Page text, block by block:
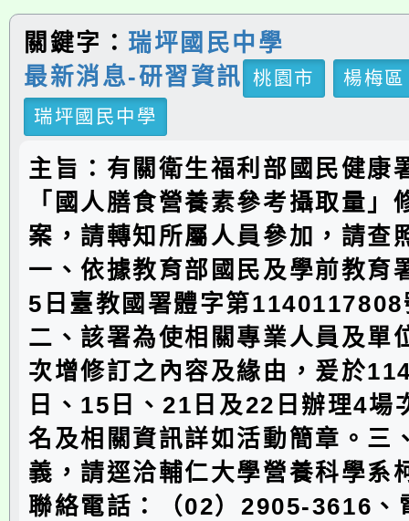
關鍵字： 瑞坪國民中學
最新消息-研習資訊
桃園市
楊梅區
瑞坪國民中學
主旨：有關衛生福利部國民健康
「國人膳食營養素參考攝取量」
案，請轉知所屬人員參加，請查
一、依據教育部國民及學前教育
5日臺教國署體字第
二、該署為使相關專業人員及單
次增修訂之內容及緣由，爰於
日、15日、21日及22日辦理4場
名及相關資訊詳如活動簡章。三
義，請逕洽輔仁大學營養科學系
聯絡電話：（02）2905-3616、